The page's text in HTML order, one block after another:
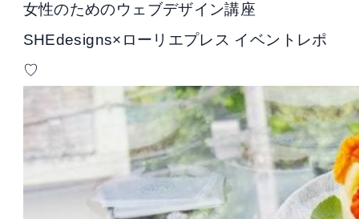
女性のためのウェブデザイン講座
SHEdesigns×ローリエプレス イベントレポ
♡